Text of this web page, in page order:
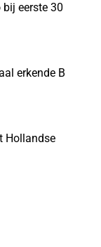
eerste 30
erkende B
Hollandse